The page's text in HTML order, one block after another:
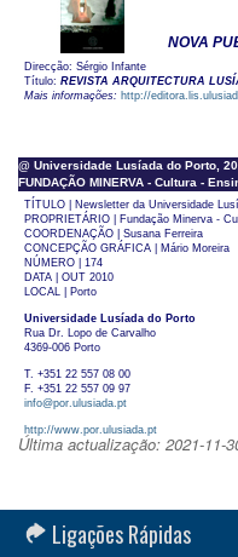
NOVA
Direcção: Sérgio Infante
Título: REVISTA ARQUITECTURA
Mais informações: http://
@ Universidade Lusíada do Porto,
FUNDAÇÃO MINERVA - Cultura -
TÍTULO | Newsletter da Universidade
PROPRIETÁRIO | Fundação Minerva -
COORDENAÇÃO | Susana Ferreira
CONCEPÇÃO GRÁFICA | Mário Moreira
NÚMERO | 174
DATA | OUT 2010
LOCAL | Porto
Universidade Lusíada do Porto
Rua Dr. Lopo de Carvalho
4369-006 Porto
T. +351 22 557 08 00
F. +351 22 557 09 97
info@por.ulusiada.pt
http://www.por.ulusiada.pt
Última actualização: 2021-11-
Ligações Rápidas